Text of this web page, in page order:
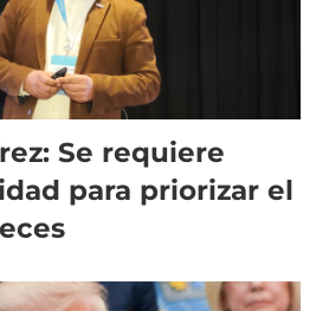
Se requiere
para priorizar el